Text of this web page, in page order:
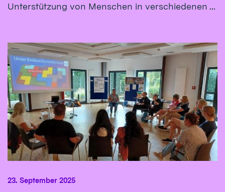
Unterstützung von Menschen in verschiedenen ...
23. September 2025